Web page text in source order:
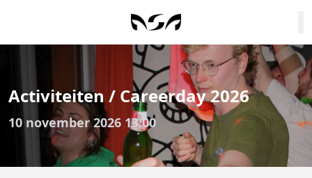
Activiteiten / Careerday 2026
10 november 2026 13:00